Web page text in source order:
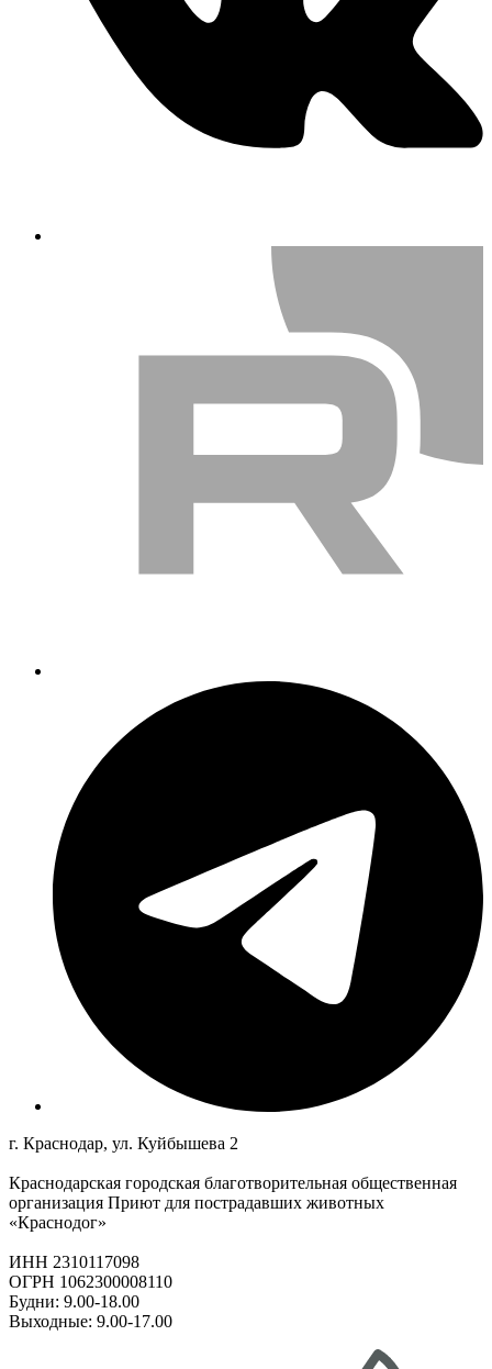
г. Краснодар, ул. Куйбышева 2
Краснодарская городская благотворительная общественная
организация Приют для пострадавших животных
«Краснодог»
ИНН 2310117098
ОГРН 1062300008110
Будни: 9.00-18.00
Выходные: 9.00-17.00